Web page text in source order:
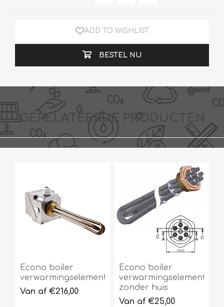
ADD TO WISHLIST
BESTEL NU
GERELATEERDE PRODUCTEN
Econo boiler
verwarmingselement
Van af €216,00
Econo boiler
verwarmingselement
zonder huis
Van af €25,00